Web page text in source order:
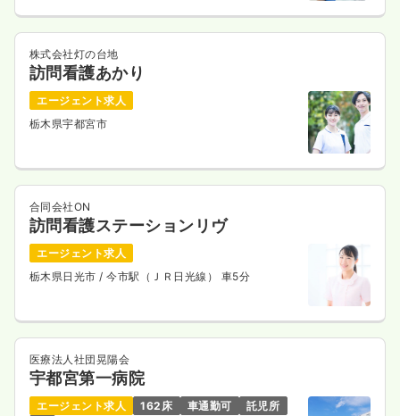
株式会社灯の台地
訪問看護あかり
エージェント求人
栃木県宇都宮市
合同会社ON
訪問看護ステーションリヴ
エージェント求人
栃木県日光市 / 今市駅（ＪＲ日光線） 車5分
医療法人社団晃陽会
宇都宮第一病院
エージェント求人 162床 車通勤可
託児所